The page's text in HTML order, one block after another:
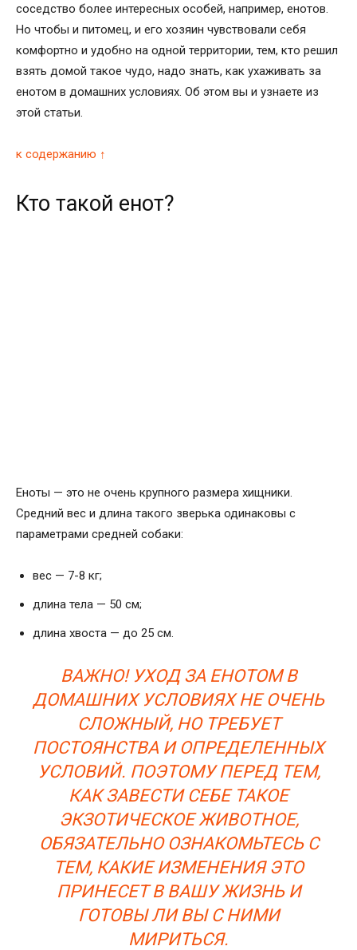
соседство более интересных особей, например, енотов.
Но чтобы и питомец, и его хозяин чувствовали себя
комфортно и удобно на одной территории, тем, кто решил
взять домой такое чудо, надо знать, как ухаживать за
енотом в домашних условиях. Об этом вы и узнаете из
этой статьи.
к содержанию ↑
Кто такой енот?
Еноты — это не очень крупного размера хищники.
Средний вес и длина такого зверька одинаковы с
параметрами средней собаки:
вес — 7-8 кг;
длина тела — 50 см;
длина хвоста — до 25 см.
ВАЖНО! УХОД ЗА ЕНОТОМ В
ДОМАШНИХ УСЛОВИЯХ НЕ ОЧЕНЬ
СЛОЖНЫЙ, НО ТРЕБУЕТ
ПОСТОЯНСТВА И ОПРЕДЕЛЕННЫХ
УСЛОВИЙ. ПОЭТОМУ ПЕРЕД ТЕМ,
КАК ЗАВЕСТИ СЕБЕ ТАКОЕ
ЭКЗОТИЧЕСКОЕ ЖИВОТНОЕ,
ОБЯЗАТЕЛЬНО ОЗНАКОМЬТЕСЬ С
ТЕМ, КАКИЕ ИЗМЕНЕНИЯ ЭТО
ПРИНЕСЕТ В ВАШУ ЖИЗНЬ И
ГОТОВЫ ЛИ ВЫ С НИМИ
МИРИТЬСЯ.